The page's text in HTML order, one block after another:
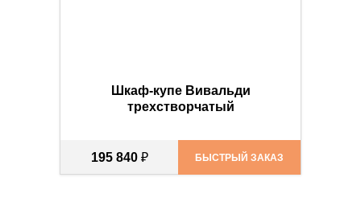
Шкаф-купе Вивальди
трехстворчатый
195 840 ₽ БЫСТРЫЙ ЗАКАЗ